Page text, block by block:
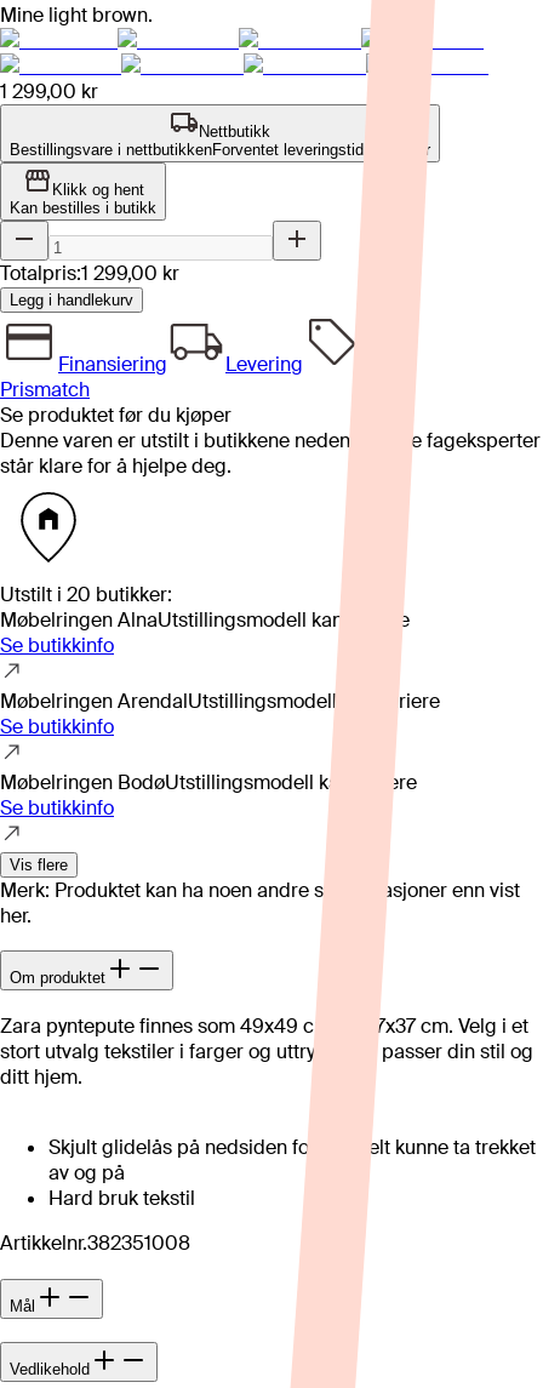
Mine light brown.
1 299,00 kr
Nettbutikk
Bestillingsvare i nettbutikkenForventet leveringstid: 4-8 uker
Klikk og hent
Kan bestilles i butikk
Totalpris:1 299,00 kr
Legg i handlekurv
Finansiering
Levering
Prismatch
Se produktet før du kjøper
Denne varen er utstilt i butikkene nedenfor. Våre fageksperter
står klare for å hjelpe deg.
Utstilt i 20 butikker:
Møbelringen AlnaUtstillingsmodell kan variere
Se butikkinfo
Møbelringen ArendalUtstillingsmodell kan variere
Se butikkinfo
Møbelringen BodøUtstillingsmodell kan variere
Se butikkinfo
Vis flere
Merk: Produktet kan ha noen andre spesifikasjoner enn vist
her.
Om produktet
Zara pyntepute finnes som 49x49 cm og 67x37 cm. Velg i et
stort utvalg tekstiler i farger og uttrykk som passer din stil og
ditt hjem.
Skjult glidelås på nedsiden for å enkelt kunne ta trekket
av og på
Hard bruk tekstil
Artikkelnr.382351008
Mål
Vedlikehold